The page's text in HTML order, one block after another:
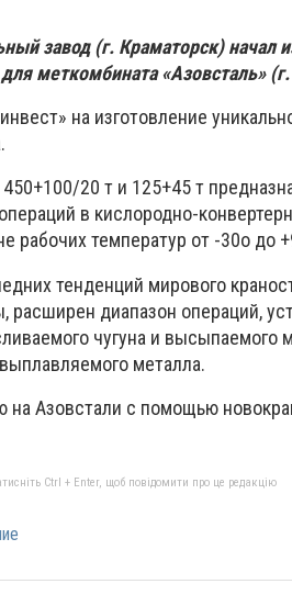
завод (г. Краматорск) начал
меткомбината «Азовсталь»
на изготовление
20 т и 125+45 т
в кислородно-
рабочих температур от -30о до
тенденций мирового
диапазон операций,
чугуна и высыпаемого
металла.
Азовстали с помощью
Ctrl + Enter, щоб повідомити про це редакцію